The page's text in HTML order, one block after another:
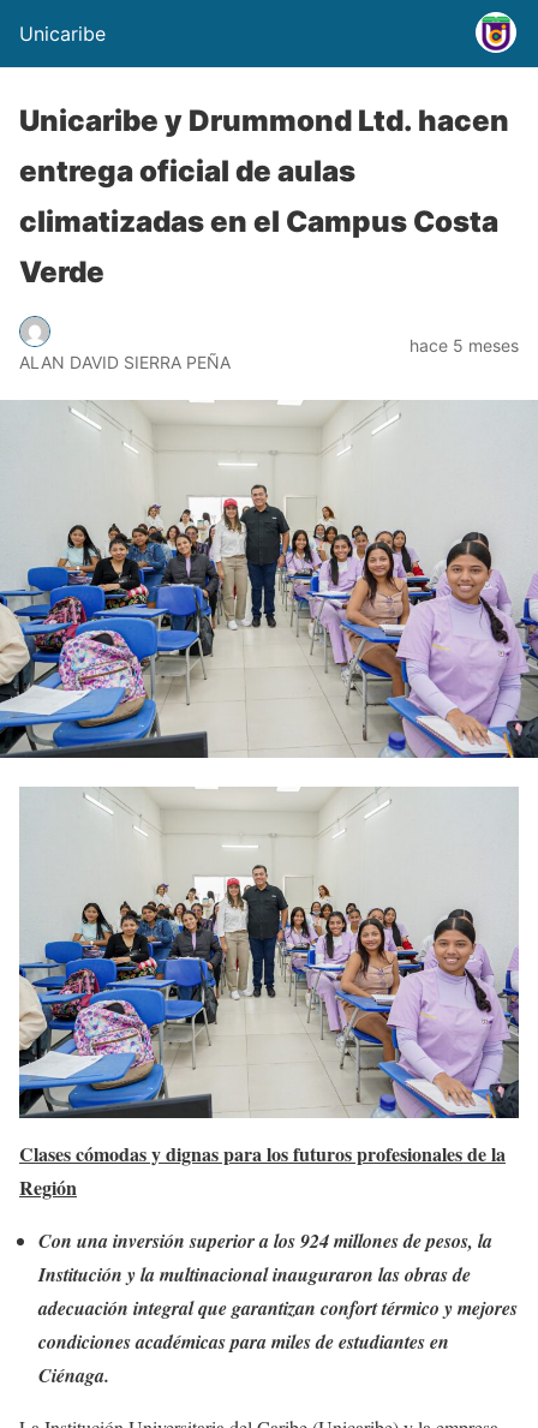
Unicaribe
Unicaribe y Drummond Ltd. hacen
entrega oficial de aulas
climatizadas en el Campus Costa
Verde
ALAN DAVID SIERRA PEÑA
hace 5 meses
Clases cómodas y dignas para los futuros profesionales de la
Región
Con una inversión superior a los 924 millones de pesos, la
Institución y la multinacional inauguraron las obras de
adecuación integral que garantizan confort térmico y mejores
condiciones académicas para miles de estudiantes en
Ciénaga.